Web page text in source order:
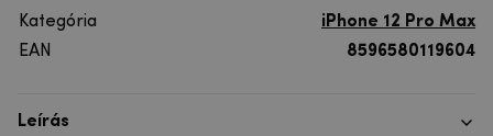
Kategória
iPhone 12 Pro Max
EAN
8596580119604
Leírás